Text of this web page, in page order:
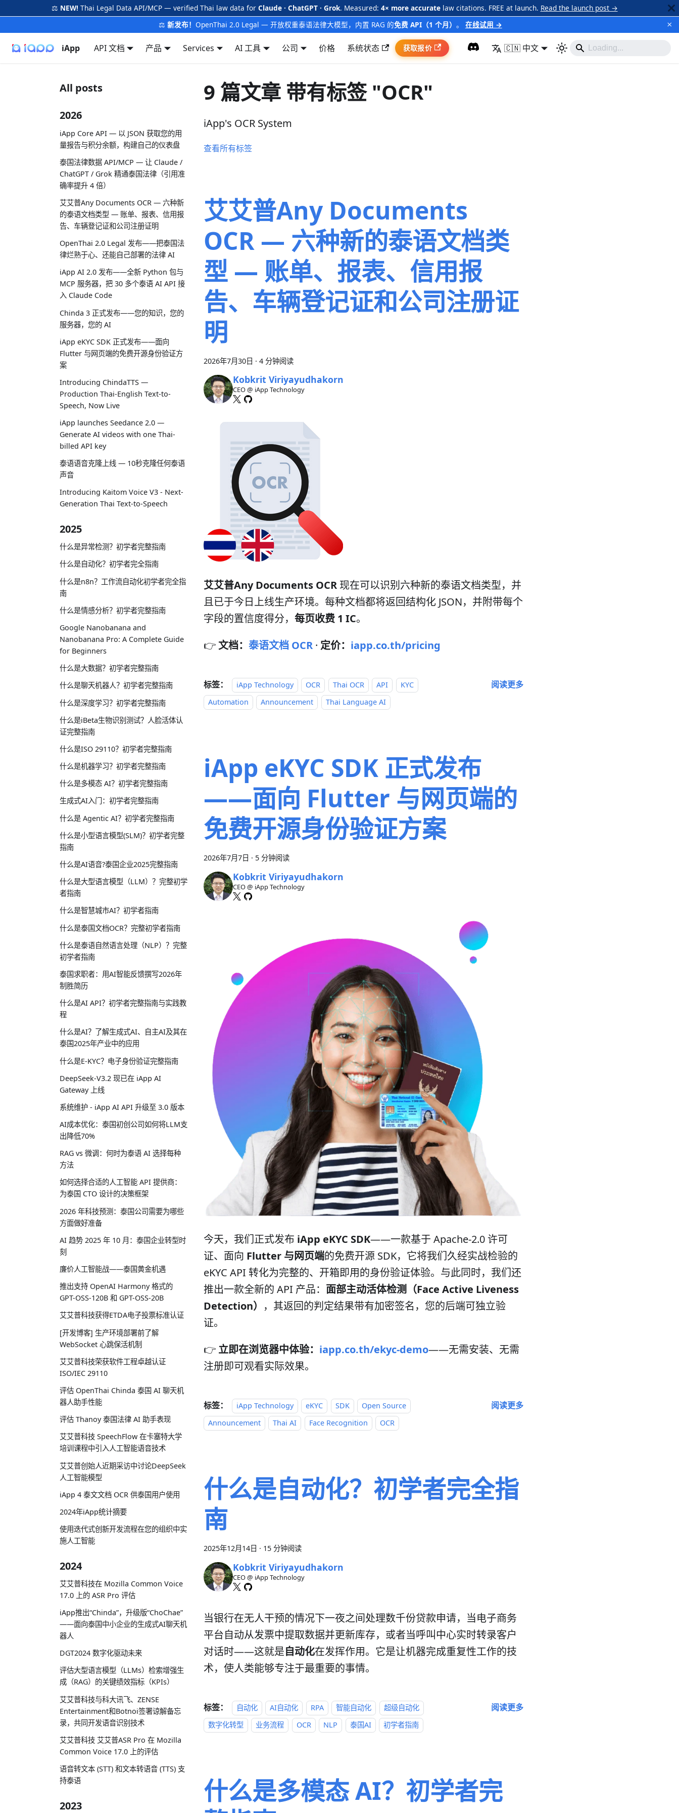
⚖️ NEW! Thai Legal Data API/MCP — verified Thai law data for Claude · ChatGPT · Grok. Measured: 4× more accuratelaw citations. FREE at launch. Read the launch post →
⚖️ 新发布！ OpenThai 2.0 Legal — 开放权重泰语法律大模型，内置 RAG 的免费 API（1 个月） 。 在线试用 → ×
iApp API 文档 产品 Services AI 工具 公司 价格 系统状态 获取报价 🇨🇳 中文
All posts
2026
iApp Core API — 以 JSON 获取您的用
量报告与积分余额，构建自己的仪表盘
泰国法律数据 API/MCP — 让 Claude /
ChatGPT / Grok 精通泰国法律（引用准
确率提升 4 倍）
艾艾普Any Documents OCR — 六种新
的泰语文档类型 — 账单、报表、信用报
告、车辆登记证和公司注册证明
OpenThai 2.0 Legal 发布——把泰国法
律烂熟于心、还能自己部署的法律 AI
iApp AI 2.0 发布——全新 Python 包与
MCP 服务器，把 30 多个泰语 AI API 接
入 Claude Code
Chinda 3 正式发布——您的知识，您的
服务器，您的 AI
iApp eKYC SDK 正式发布——面向
Flutter 与网页端的免费开源身份验证方
案
Introducing ChindaTTS —
Production Thai-English Text-to-
Speech, Now Live
iApp launches Seedance 2.0 —
Generate AI videos with one Thai-
billed API key
泰语语音克隆上线 — 10秒克隆任何泰语
声音
Introducing Kaitom Voice V3 - Next-
Generation Thai Text-to-Speech
2025
什么是异常检测？初学者完整指南
什么是自动化？初学者完全指南
什么是n8n？工作流自动化初学者完全指
南
什么是情感分析？初学者完整指南
Google Nanobanana and
Nanobanana Pro: A Complete Guide
for Beginners
什么是大数据？初学者完整指南
什么是聊天机器人？初学者完整指南
什么是深度学习？初学者完整指南
什么是iBeta生物识别测试？人脸活体认
证完整指南
什么是ISO 29110？初学者完整指南
什么是机器学习？初学者完整指南
什么是多模态 AI？初学者完整指南
生成式AI入门：初学者完整指南
什么是 Agentic AI？初学者完整指南
什么是小型语言模型(SLM)？初学者完整
指南
什么是AI语音?泰国企业2025完整指南
什么是大型语言模型（LLM）？完整初学
者指南
什么是智慧城市AI？初学者指南
什么是泰国文档OCR？完整初学者指南
什么是泰语自然语言处理（NLP）？完整
初学者指南
泰国求职者：用AI智能反馈撰写2026年
制胜简历
什么是AI API？初学者完整指南与实践教
程
什么是AI？了解生成式AI、自主AI及其在
泰国2025年产业中的应用
什么是E-KYC？电子身份验证完整指南
DeepSeek-V3.2 现已在 iApp AI
Gateway 上线
系统维护 - iApp AI API 升级至 3.0 版本
AI成本优化：泰国初创公司如何将LLM支
出降低70%
RAG vs 微调：何时为泰语 AI 选择每种
方法
如何选择合适的人工智能 API 提供商：
为泰国 CTO 设计的决策框架
2026 年科技预测：泰国公司需要为哪些
方面做好准备
AI 趋势 2025 年 10 月：泰国企业转型时
刻
廉价人工智能战——泰国黄金机遇
推出支持 OpenAI Harmony 格式的
GPT-OSS-120B 和 GPT-OSS-20B
艾艾普科技获得ETDA电子投票标准认证
[开发博客] 生产环境部署前了解
WebSocket 心跳保活机制
艾艾普科技荣获软件工程卓越认证
ISO/IEC 29110
评估 OpenThai Chinda 泰国 AI 聊天机
器人助手性能
评估 Thanoy 泰国法律 AI 助手表现
艾艾普科技 SpeechFlow 在卡塞特大学
培训课程中引入人工智能语音技术
艾艾普创始人近期采访中讨论DeepSeek
人工智能模型
iApp 4 泰文文档 OCR 供泰国用户使用
2024年iApp统计摘要
使用迭代式创新开发流程在您的组织中实
施人工智能
2024
艾艾普科技在 Mozilla Common Voice
17.0 上的 ASR Pro 评估
iApp推出“Chinda”，升级版“ChoChae”
——面向泰国中小企业的生成式AI聊天机
器人
DGT2024 数字化驱动未来
评估大型语言模型（LLMs）检索增强生
成（RAG）的关键绩效指标（KPIs）
艾艾普科技与科大讯飞、ZENSE
Entertainment和Botnoi签署谅解备忘
录，共同开发语音识别技术
艾艾普科技 艾艾普ASR Pro 在 Mozilla
Common Voice 17.0 上的评估
语音转文本 (STT) 和文本转语音 (TTS) 支
持泰语
2023
9 篇文章 带有标签 "OCR"
iApp's OCR System
查看所有标签
艾艾普Any Documents
OCR — 六种新的泰语文档类
型 — 账单、报表、信用报
告、车辆登记证和公司注册证
明
2026年7月30日 · 4 分钟阅读
Kobkrit Viriyayudhakorn
CEO @ iApp Technology
艾艾普Any Documents OCR 现在可以识别六种新的泰语文档类型，并
且已于今日上线生产环境。每种文档都将返回结构化 JSON，并附带每个
字段的置信度得分， 每页收费 1 IC。
👉文档： 泰语文档 OCR · 定价： iapp.co.th/pricing
标签： iApp Technology OCR Thai OCR API
KYC
Automation
Announcement Thai Language AI
阅读更多
iApp eKYC SDK 正式发布
——面向 Flutter 与网页端的
免费开源身份验证方案
2026年7月7日 · 5 分钟阅读
Kobkrit Viriyayudhakorn
CEO @ iApp Technology
今天，我们正式发布 iApp eKYC SDK——一款基于 Apache-2.0 许可
证、面向 Flutter 与网页端的免费开源 SDK，它将我们久经实战检验的
eKYC API 转化为完整的、开箱即用的身份验证体验。与此同时，我们还
推出一款全新的 API 产品： 面部主动活体检测（Face Active Liveness
Detection） ，其返回的判定结果带有加密签名，您的后端可独立验
证。
👉 立即在浏览器中体验： iapp.co.th/ekyc-demo——无需安装、无需
注册即可观看实际效果。
标签： iApp Technology eKYC SDK
Open Source
Announcement
Thai AI Face Recognition OCR
阅读更多
什么是自动化？初学者完全指
南
2025年12月14日 · 15 分钟阅读
Kobkrit Viriyayudhakorn
CEO @ iApp Technology
当银行在无人干预的情况下一夜之间处理数千份贷款申请，当电子商务
平台自动从发票中提取数据并更新库存，或者当呼叫中心实时转录客户
对话时——这就是自动化在发挥作用。它是让机器完成重复性工作的技
术，使人类能够专注于最重要的事情。
标签： 自动化 AI自动化 RPA 智能自动化
超级自动化
数字化转型
业务流程 OCR NLP 泰国AI 初学者指南
阅读更多
什么是多模态 AI？初学者完